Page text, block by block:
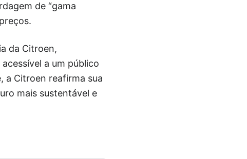
de “gama
da Citroen,
a um público
a Citroen reafirma sua
mais sustentável e